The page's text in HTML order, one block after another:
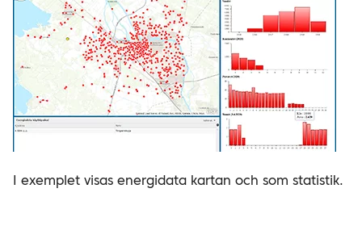
I exemplet visas energidata kartan och som statistik.